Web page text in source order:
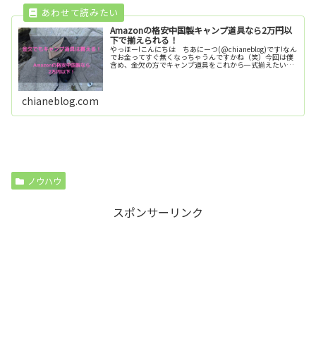
Amazonの格安中国製キャンプ道具なら2万円以
下で揃えられる！
やっほー!こんにちは ちあにーつ(@chianeblog)です!なん
でお金ってすぐ無くなっちゃうんですかね（笑）今回は僕
含め、金欠の方でキャンプ道具をこれから一式揃えたい！
と考えている方に向けてAmazonで販売している格安中国
chianeblog.com
ノウハウ
スポンサーリンク